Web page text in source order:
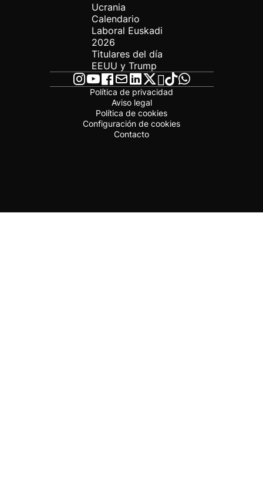
Ucrania
Calendario
Laboral Euskadi
2026
Titulares del día
EEUU y Trump
Política de privacidad
Aviso legal
Política de cookies
Configuración de cookies
Contacto